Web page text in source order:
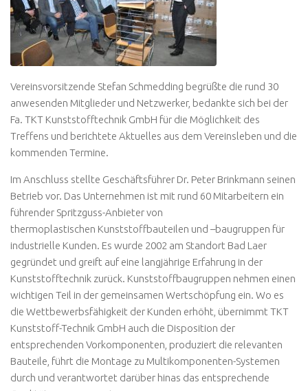
Vereinsvorsitzende Stefan Schmedding begrüßte die rund 30
anwesenden Mitglieder und Netzwerker, bedankte sich bei der
Fa. TKT Kunststofftechnik GmbH für die Möglichkeit des
Treffens und berichtete Aktuelles aus dem Vereinsleben und die
kommenden Termine.
Im Anschluss stellte Geschäftsführer Dr. Peter Brinkmann seinen
Betrieb vor. Das Unternehmen ist mit rund 60 Mitarbeitern ein
führender Spritzguss-Anbieter von
thermoplastischen Kunststoffbauteilen und –baugruppen für
industrielle Kunden. Es wurde 2002 am Standort Bad Laer
gegründet und greift auf eine langjährige Erfahrung in der
Kunststofftechnik zurück. Kunststoffbaugruppen nehmen einen
wichtigen Teil in der gemeinsamen Wertschöpfung ein. Wo es
die Wettbewerbsfähigkeit der Kunden erhöht, übernimmt TKT
Kunststoff-Technik GmbH auch die Disposition der
entsprechenden Vorkomponenten, produziert die relevanten
Bauteile, führt die Montage zu Multikomponenten-Systemen
durch und verantwortet darüber hinas das entsprechende